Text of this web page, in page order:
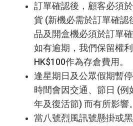
訂單確認後，顧客必須
貨 (新機必需於訂單確認
品及開盒機必須於訂單
如有逾期，我們保留權
HK$100作為存倉費用。
逢星期日及公眾假期暫
時間會因交通、節日 (例
年及復活節) 而有所影響。
當八號烈風訊號懸掛或